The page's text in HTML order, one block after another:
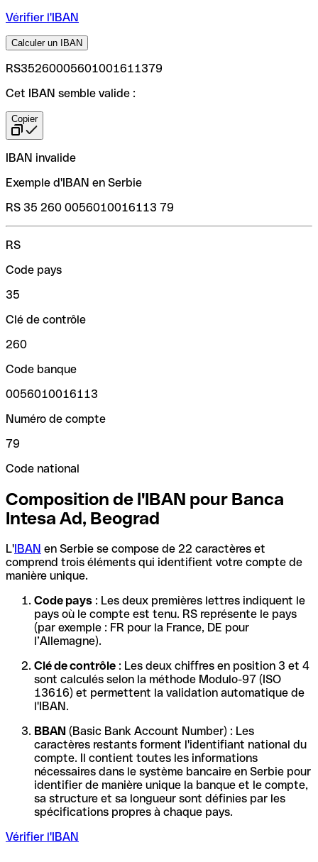
Vérifier l'IBAN
Calculer un IBAN
RS35260005601001611379
Cet IBAN semble valide :
Copier
IBAN invalide
Exemple d'IBAN en Serbie
RS 35 260 0056010016113 79
RS
Code pays
35
Clé de contrôle
260
Code banque
0056010016113
Numéro de compte
79
Code national
Composition de l'IBAN pour Banca
Intesa Ad, Beograd
L'IBAN en Serbie se compose de 22 caractères et
comprend trois éléments qui identifient votre compte de
manière unique.
Code pays : Les deux premières lettres indiquent le
pays où le compte est tenu. RS représente le pays
(par exemple : FR pour la France, DE pour
l’Allemagne).
Clé de contrôle : Les deux chiffres en position 3 et 4
sont calculés selon la méthode Modulo-97 (ISO
13616) et permettent la validation automatique de
l'IBAN.
BBAN (Basic Bank Account Number) : Les
caractères restants forment l'identifiant national du
compte. Il contient toutes les informations
nécessaires dans le système bancaire en Serbie pour
identifier de manière unique la banque et le compte,
sa structure et sa longueur sont définies par les
spécifications propres à chaque pays.
Vérifier l'IBAN